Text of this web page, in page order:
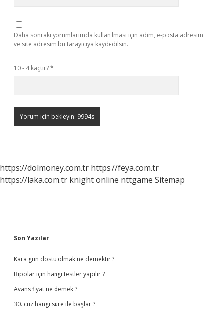
Daha sonraki yorumlarımda kullanılması için adım, e-posta adresim
ve site adresim bu tarayıcıya kaydedilsin.
10 - 4 kaçtır?*
https://dolmoney.com.tr https://feya.com.tr
https://laka.com.tr knight online nttgame Sitemap
Sidebar
Son Yazılar
Kara gün dostu olmak ne demektir ?
Bipolar için hangi testler yapılır ?
Avans fiyat ne demek ?
30. cüz hangi sure ile başlar ?